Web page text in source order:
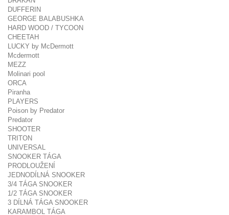
DUFFERIN
GEORGE BALABUSHKA
HARD WOOD / TYCOON
CHEETAH
LUCKY by McDermott
Mcdermott
MEZZ
Molinari pool
ORCA
Piranha
PLAYERS
Poison by Predator
Predator
SHOOTER
TRITON
UNIVERSAL
SNOOKER TÁGA
PRODLOUŽENÍ
JEDNODÍLNÁ SNOOKER
3/4 TÁGA SNOOKER
1/2 TÁGA SNOOKER
3 DÍLNÁ TÁGA SNOOKER
KARAMBOL TÁGA